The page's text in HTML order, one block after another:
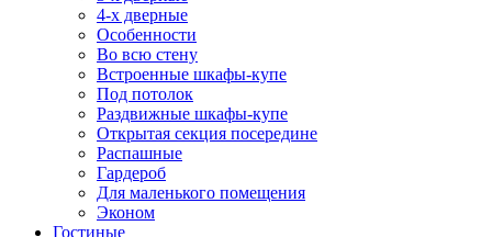
4-х дверные
Особенности
Во всю стену
Встроенные шкафы-купе
Под потолок
Раздвижные шкафы-купе
Открытая секция посередине
Распашные
Гардероб
Для маленького помещения
Эконом
Гостиные